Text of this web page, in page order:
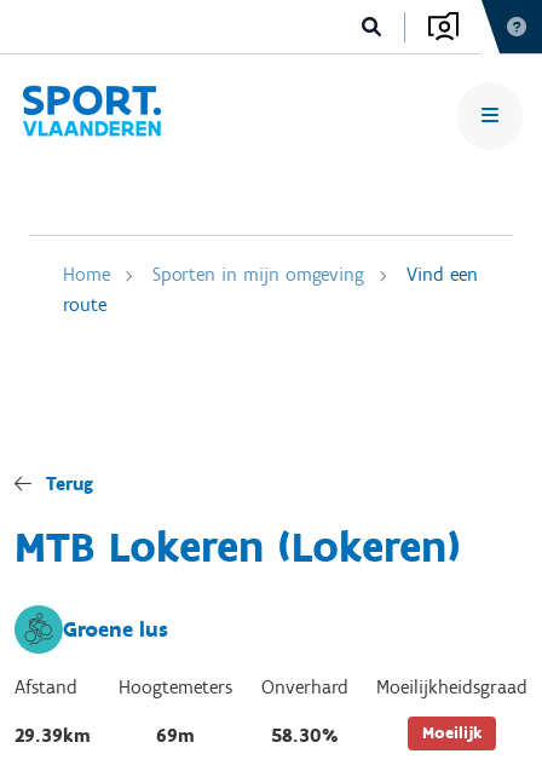
Home Sporten in mijn omgeving
Vind een
route
Terug
MTB Lokeren (Lokeren)
Groene lus
Afstand
29.39km
Hoogtemeters
69m
Onverhard
58.30%
Moeilijkheidsgraad
Moeilijk